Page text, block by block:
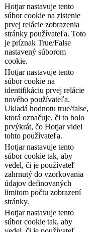
Hotjar nastavuje tento
súbor cookie na zistenie
prvej relácie zobrazenia
stránky používateľa. Toto
je príznak True/False
nastavený súborom
cookie.
Hotjar nastavuje tento
súbor cookie na
identifikáciu prvej relácie
nového používateľa.
Ukladá hodnotu true/false,
ktorá označuje, či to bolo
prvýkrát, čo Hotjar videl
tohto používateľa.
Hotjar nastavuje tento
súbor cookie tak, aby
vedel, či je používateľ
zahrnutý do vzorkovania
údajov definovaných
limitom počtu zobrazení
stránky.
Hotjar nastavuje tento
súbor cookie tak, aby